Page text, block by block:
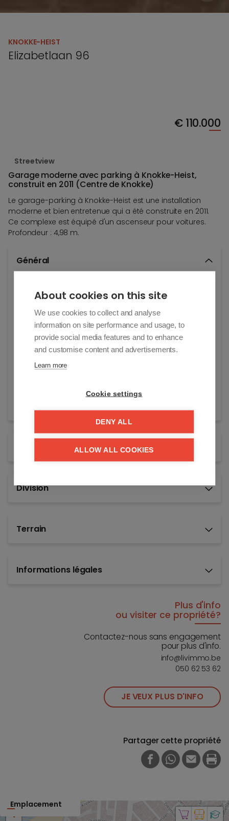
KNOKKE-HEIST
Elizabetlaan 96
€110.000
Streetview
Garage moderne avec parking à Knokke-Heist,
construit en 2011 (Centre de Knokke)
Le garage-parking à Knokke-Heist est une installation
moderne et bien entretenue qui a été construite en 2011.
Ce complexe est équipé d'un ascenseur pour voitures.
Profondeur : 4,98 m.
Général
Elizabetlaan 96/314
Knokke-Heist
Prix demandé:
€ 110.000
Division
Terrain
Informations légales
Plus d'info
ou visiter ce propriété?
Contactez-nous sans engagement
pour plus d'info.
info@livimmo.be
050 62 53 62
JE VEUX PLUS D'INFO
Partager cette propriété
FACEBOOK
WHATSAPP
E-MAIL
Emplacement
+
About cookies on this site
We use cookies to collect and analyse
information on site performance and usage, to
provide social media features and to enhance
and customise content and advertisements.
Learn more
Cookie settings
DENY ALL
ALLOW ALL COOKIES